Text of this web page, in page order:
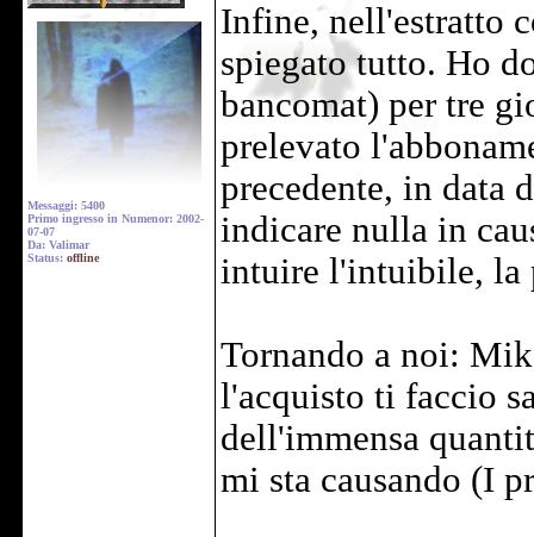
Messaggi: 5400
Primo ingresso in Numenor: 2002-
07-07
Da: Valimar
Status: offline
Infine, nell'estratto
spiegato tutto. Ho
bancomat) per tre
prelevato
precedente, in data
indicare nulla in
intuire l'intuibile, la
Tornando a noi:
l'acquisto ti faccio
dell'immensa
mi sta causando (I